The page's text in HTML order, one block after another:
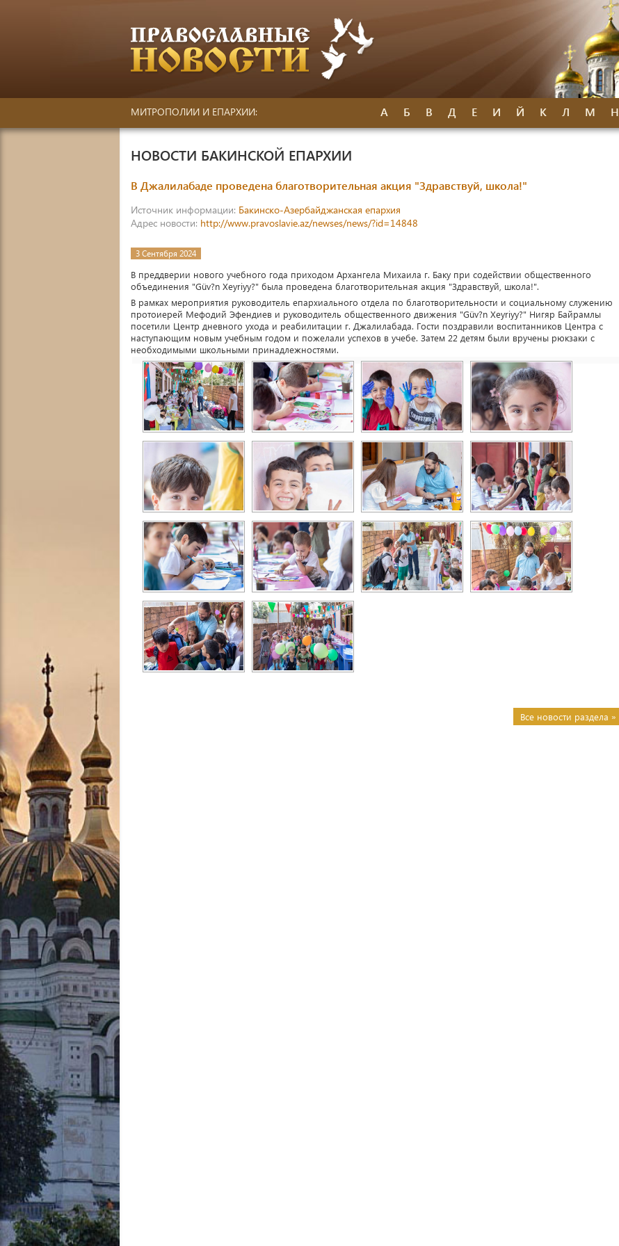
МИТРОПОЛИИ И ЕПАРХИИ: А Б В Д Е И Й К Л М Н
НОВОСТИ БАКИНСКОЙ ЕПАРХИИ
В Джалилабаде проведена благотворительная акция "Здравствуй, школа!"
Источник информации: Бакинско-Азербайджанская епархия
Адрес новости: http://www.pravoslavie.az/newses/news/?id=14848
3 Сентября 2024
В преддверии нового учебного года приходом Архангела Михаила г. Баку при содействии общественного
объединения "Güv?n Xeyriyy?" была проведена благотворительная акция "Здравствуй, школа!".
В рамках мероприятия руководитель епархиального отдела по благотворительности и социальному служению
протоиерей Мефодий Эфендиев и руководитель общественного движения "Güv?n Xeyriyy?" Нигяр Байрамлы
посетили Центр дневного ухода и реабилитации г. Джалилабада. Гости поздравили воспитанников Центра с
наступающим новым учебным годом и пожелали успехов в учебе. Затем 22 детям были вручены рюкзаки с
необходимыми школьными принадлежностями.
Все новости раздела »